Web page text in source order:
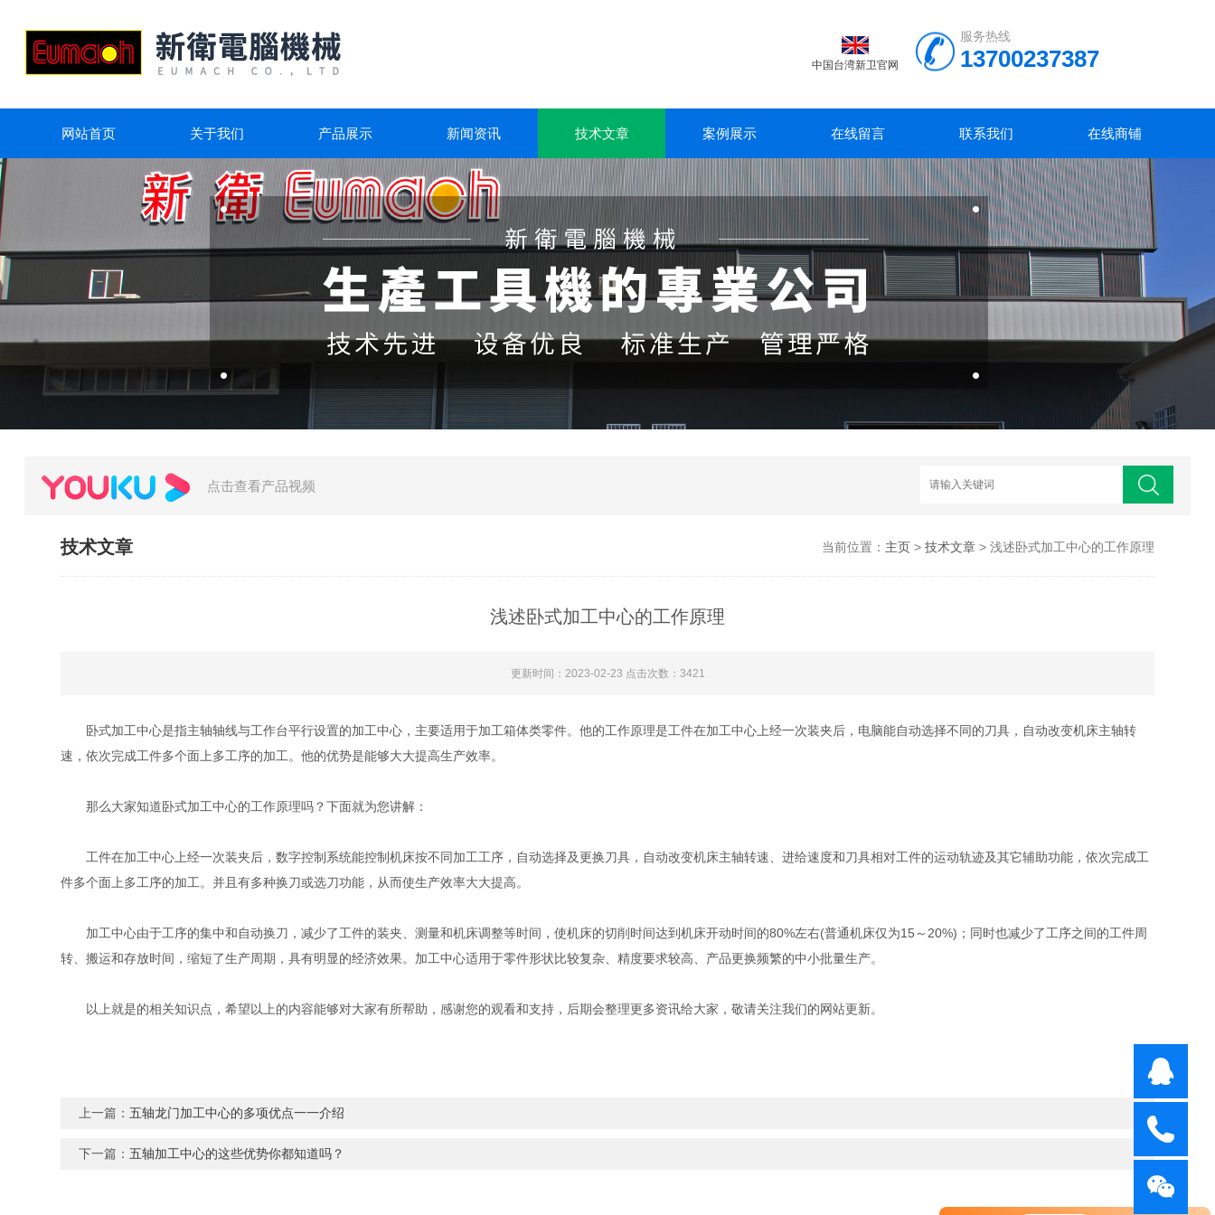
服务热线
13700237387
中国台湾新卫官网
网站首页 关于我们 产品展示 新闻资讯 技术文章 案例展示 在线留言 联系我们 在线商铺
点击查看产品视频
技术文章 当前位置： 主页> 技术文章> 浅述卧式加工中心的工作原理
浅述卧式加工中心的工作原理
更新时间：2023-02-23 点击次数：3421
卧式加工中心是指主轴轴线与工作台平行设置的加工中心，主要适用于加工箱体类零件。他的工作原理是工件在加工中心上经一次装夹后，电脑能自动选择不同的刀具，自动改变机床主轴转
速，依次完成工件多个面上多工序的加工。他的优势是能够大大提高生产效率。
那么大家知道卧式加工中心的工作原理吗？下面就为您讲解：
工件在加工中心上经一次装夹后，数字控制系统能控制机床按不同加工工序，自动选择及更换刀具，自动改变机床主轴转速、进给速度和刀具相对工件的运动轨迹及其它辅助功能，依次完成工
件多个面上多工序的加工。并且有多种换刀或选刀功能，从而使生产效率大大提高。
加工中心由于工序的集中和自动换刀，减少了工件的装夹、测量和机床调整等时间，使机床的切削时间达到机床开动时间的80%左右(普通机床仅为15～20%)；同时也减少了工序之间的工件周
转、搬运和存放时间，缩短了生产周期，具有明显的经济效果。加工中心适用于零件形状比较复杂、精度要求较高、产品更换频繁的中小批量生产。
以上就是的相关知识点，希望以上的内容能够对大家有所帮助，感谢您的观看和支持，后期会整理更多资讯给大家，敬请关注我们的网站更新。
上一篇： 五轴龙门加工中心的多项优点一一介绍
下一篇： 五轴加工中心的这些优势你都知道吗？